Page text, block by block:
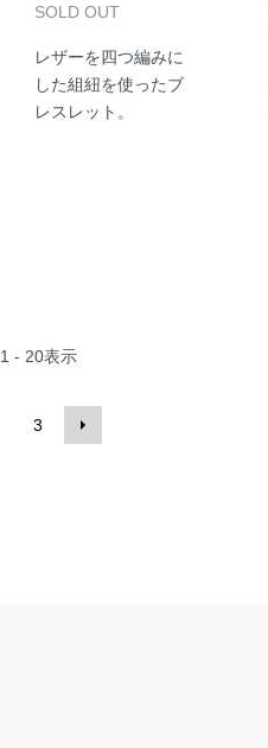
SOLD OUT
レザーを四つ編みに
した組紐を使ったブ
レスレット。
1 - 20表示
3